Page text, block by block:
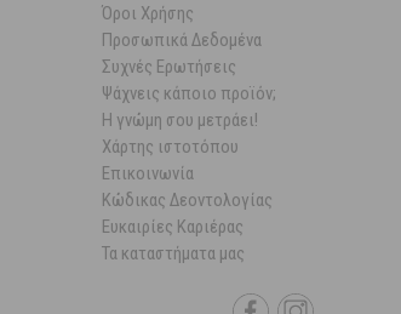
Όροι Χρήσης
Προσωπικά Δεδομένα
Συχνές Ερωτήσεις
Ψάχνεις κάποιο προϊόν;
Η γνώμη σου μετράει!
Χάρτης ιστοτόπου
Επικοινωνία
Κώδικας Δεοντολογίας
Ευκαιρίες Καριέρας
Τα καταστήματα μας